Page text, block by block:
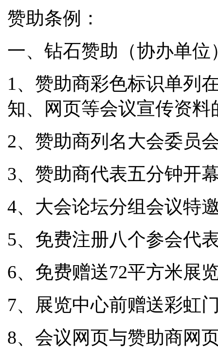
赞助条例：
一、钻石赞助（协办单位
1、赞助商彩色标识单列
知、网页等会议宣传资料
2、赞助商列名大会委员
3、赞助商代表五分钟开
4、大会论坛分组会议特
5、免费注册八个参会代
6、免费赠送72平方米展
7、展览中心前赠送彩虹
8、会议网页与赞助商网